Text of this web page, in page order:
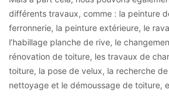
différents travaux, comme : la peinture
ferronnerie, la peinture extérieure, le
l’habillage planche de rive, le
rénovation de toiture, les travaux de
toiture, la pose de velux, la recherche
nettoyage et le démoussage de toiture,